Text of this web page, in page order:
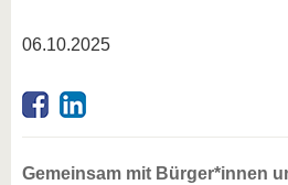
06.10.2025
Gemeinsam mit Bürger*innen